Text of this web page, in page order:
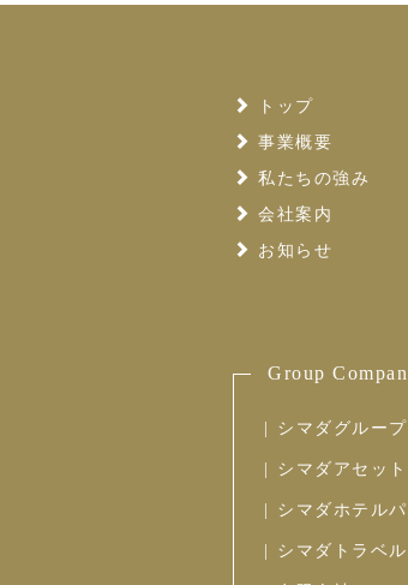
トップ
事業概要
私たちの強み
会社案内
お知らせ
Group
シマダグルー
シマダアセッ
シマダホテル
シマダトラベ